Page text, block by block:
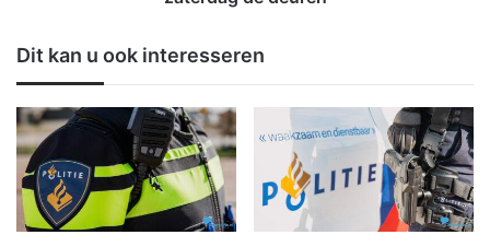
a
a
r
s
i
n
P
a
i
n
W
i
n
s
c
h
Dit kan u ook interesseren